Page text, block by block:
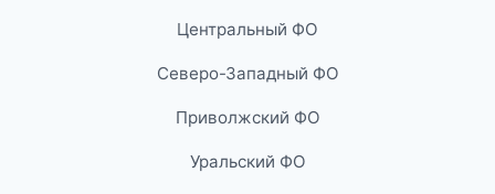
Центральный ФО
Северо-Западный ФО
Приволжский ФО
Уральский ФО